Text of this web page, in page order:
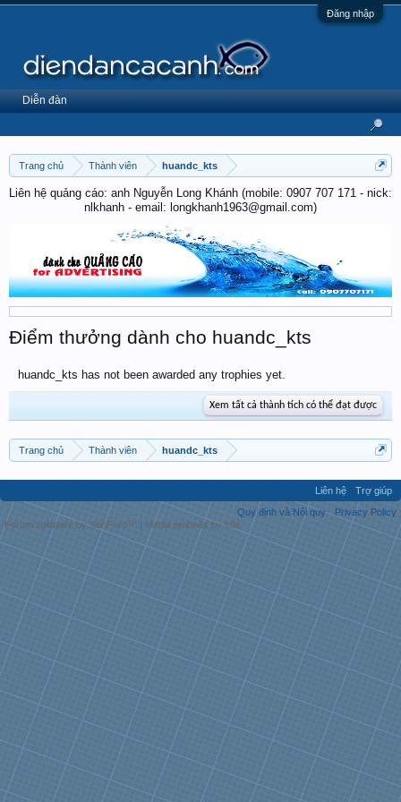
Đăng nhập
Trang chủ Thành viên huandc_kts
Liên hệ quảng cáo: anh Nguyễn Long Khánh (mobile: 0907 707 171 - nick:
nlkhanh - email: longkhanh1963@gmail.com)
Điểm thưởng dành cho huandc_kts
huandc_kts has not been awarded any trophies yet.
Xem tất cả thành tích có thể đạt được
Trang chủ Thành viên huandc_kts
Diễn đàn
Liên hệ
Trợ giúp
Quy định và Nội quy
Privacy Policy
Forum software by XenForo™ | Media embeds by s9e